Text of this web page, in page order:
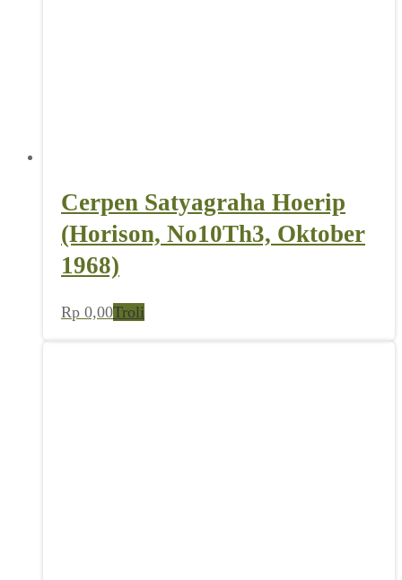
Cerpen Satyagraha Hoerip
(Horison, No10Th3, Oktober
1968)
Rp 0,00Troli